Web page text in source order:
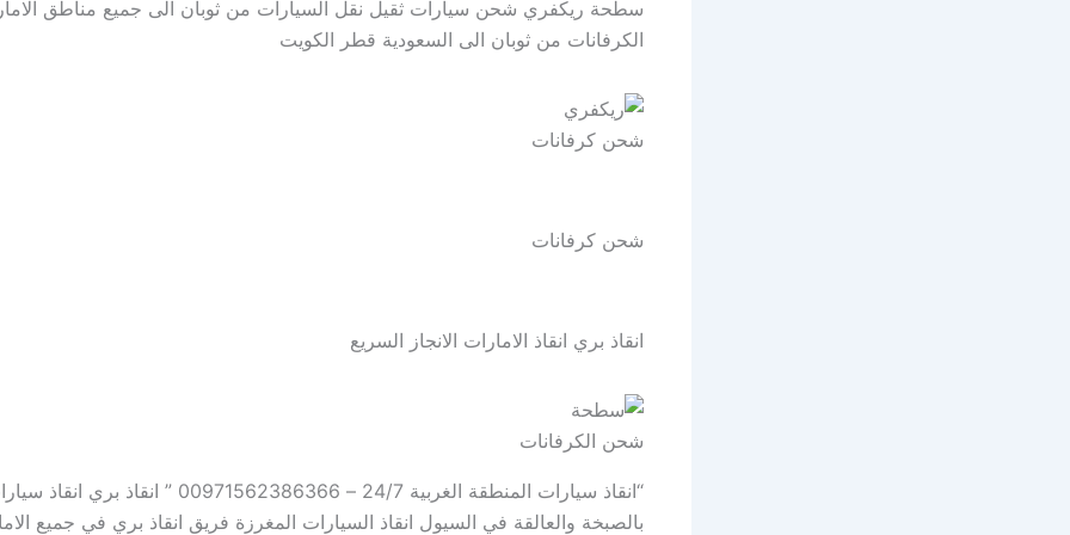
سطحة ريكفري شحن سيارات ثقيل نقل السيارات من ثوبان الى جميع مناطق
الكرفانات من ثوبان الى السعودية قطر الكويت
شحن كرفانات
شحن كرفانات
انقاذ بري انقاذ الامارات الانجاز السريع
شحن الكرفانات
“انقاذ سيارات المنطقة الغربية 24/7 – 00971562386366 ”
بالصبخة والعالقة في السيول انقاذ السيارات المغرزة فريق انقاذ بري في جميع